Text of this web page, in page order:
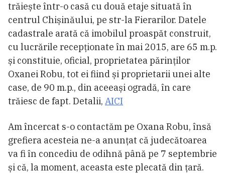
trăiește într-o casă cu două etaje situată în
centrul Chișinăului, pe str-la Fierarilor. Datele
cadastrale arată că imobilul proaspăt construit,
cu lucrările recepționate în mai 2015, are 65 m.p.
și constituie, oficial, proprietatea părinților
Oxanei Robu, tot ei fiind și proprietarii unei alte
case, de 90 m.p., din aceeași ogradă, în care
trăiesc de fapt. Detalii, AICI
Am încercat s-o contactăm pe Oxana Robu, însă
grefiera acesteia ne-a anunțat că judecătoarea
va fi în concediu de odihnă până pe 7 septembrie
și că, la moment, aceasta este plecată din țară.